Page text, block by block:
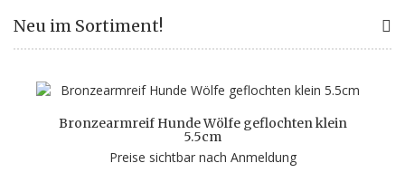
Neu im Sortiment!
Bronzearmreif Hunde Wölfe geflochten klein
5.5cm
Preise sichtbar nach Anmeldung